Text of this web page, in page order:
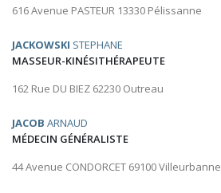
616 Avenue PASTEUR 13330 Pélissanne
JACKOWSKI STEPHANE
MASSEUR-KINÉSITHÉRAPEUTE
162 Rue DU BIEZ 62230 Outreau
JACOB ARNAUD
MÉDECIN GÉNÉRALISTE
44 Avenue CONDORCET 69100 Villeurbanne